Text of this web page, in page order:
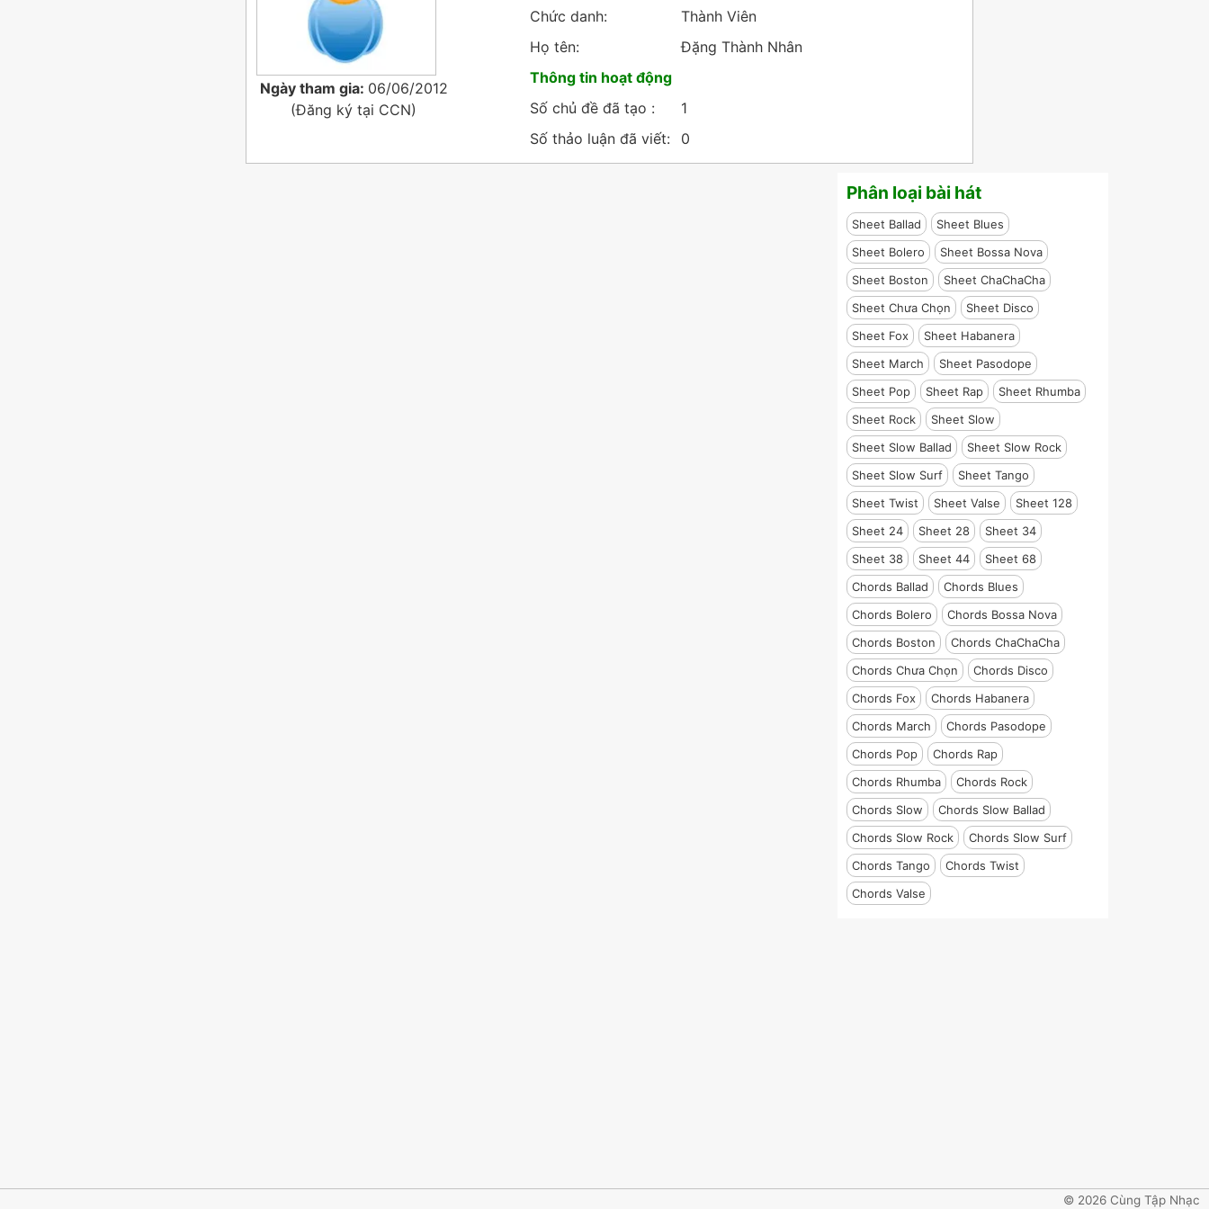
Ngày tham gia: 06/06/2012
(Đăng ký tại CCN)
Chức danh:
Thành Viên
Họ tên:
Đặng Thành Nhân
Thông tin hoạt động
Số chủ đề đã tạo :
1
Số thảo luận đã viết:
0
Phân loại bài hát
Sheet Ballad
Sheet Blues
Sheet Bolero
Sheet Bossa Nova
Sheet Boston
Sheet ChaChaCha
Sheet Chưa Chọn
Sheet Disco
Sheet Fox
Sheet Habanera
Sheet March
Sheet Pasodope
Sheet Pop
Sheet Rap
Sheet Rhumba
Sheet Rock
Sheet Slow
Sheet Slow Ballad
Sheet Slow Rock
Sheet Slow Surf
Sheet Tango
Sheet Twist
Sheet Valse
Sheet 128
Sheet 24
Sheet 28
Sheet 34
Sheet 38
Sheet 44
Sheet 68
Chords Ballad
Chords Blues
Chords Bolero
Chords Bossa Nova
Chords Boston
Chords ChaChaCha
Chords Chưa Chọn
Chords Disco
Chords Fox
Chords Habanera
Chords March
Chords Pasodope
Chords Pop
Chords Rap
Chords Rhumba
Chords Rock
Chords Slow
Chords Slow Ballad
Chords Slow Rock
Chords Slow Surf
Chords Tango
Chords Twist
Chords Valse
© 2026 Cùng Tập Nhạc